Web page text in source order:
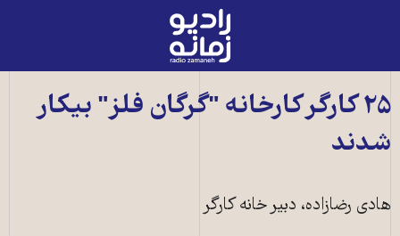
رادیو
زمانه
به
۲۵ کارگر کارخانه "گرگان فلز" بيکار
شدند
هادی رضازاده، دبير خانه کارگر